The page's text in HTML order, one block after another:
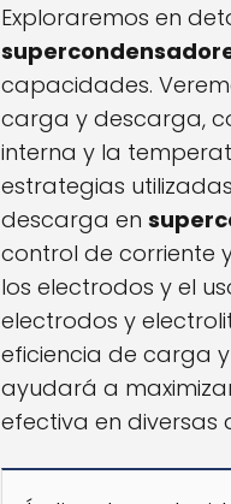
Exploraremos en
capacidades.
carga y descarga,
interna y la
estrategias
descarga en
control de corriente
los electrodos y el
electrodos y
eficiencia de carga
ayudará a
efectiva en diversas